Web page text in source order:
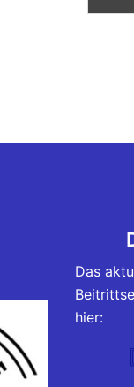
Das
hier: